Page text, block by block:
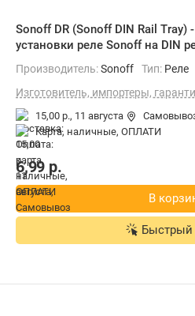
Sonoff DR (Sonoff DIN Rail Tray)
установки реле Sonoff на DIN
Производитель:Sonoff Тип: Реле
Изготовитель, импортеры,
15,00 р., 11 августа
карта, наличные, ОПЛАТИ
6,99 р.
В
Быстрый